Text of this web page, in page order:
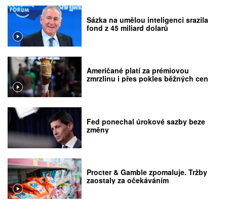
Sázka na umělou inteligenci srazila
fond z 45 miliard dolarů
Američané platí za prémiovou
zmrzlinu i přes pokles běžných cen
Fed ponechal úrokové sazby beze
změny
Procter & Gamble zpomaluje. Tržby
zaostaly za očekáváním